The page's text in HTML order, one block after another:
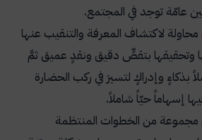
عامّة توجد في المجتمع.
محاولة لاكتشاف المعرفة والتنقيب عنها
وتحقيقها بتقصٍّ دقيق ونقدٍ عميق ثمَّ
بذكاءٍ وإدراكٍ لتسيرَ في ركب الحضارة
إسهاماً حيّاً شاملاً.
مجموعة من الخطوات المنتظمة